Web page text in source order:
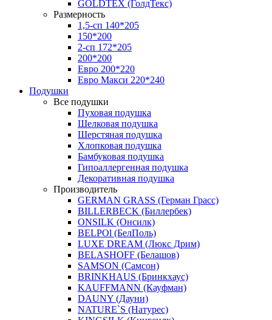
GOLDTEX (ГолдТекс)
Размерность
1,5-сп 140*205
150*200
2-сп 172*205
200*200
Евро 200*220
Евро Макси 220*240
Подушки
Все подушки
Пуховая подушка
Шелковая подушка
Шерстяная подушка
Хлопковая подушка
Бамбуковая подушка
Гипоаллергенная подушка
Декоративная подушка
Производитель
GERMAN GRASS (Герман Грасс)
BILLERBECK (Биллербек)
ONSILK (Онсилк)
BELPOl (БелПоль)
LUXE DREAM (Люкс Дрим)
BELASHOFF (Белашов)
SAMSON (Самсон)
BRINKHAUS (Бринкхаус)
KAUFFMANN (Кауфман)
DAUNY (Дауни)
NATURE`S (Натурес)